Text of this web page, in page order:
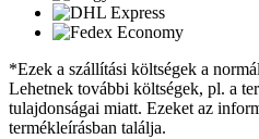
*Ezek a szállítási költségek a
Lehetnek további költségek, pl. a
tulajdonságai miatt. Ezeket az
termékleírásban találja.